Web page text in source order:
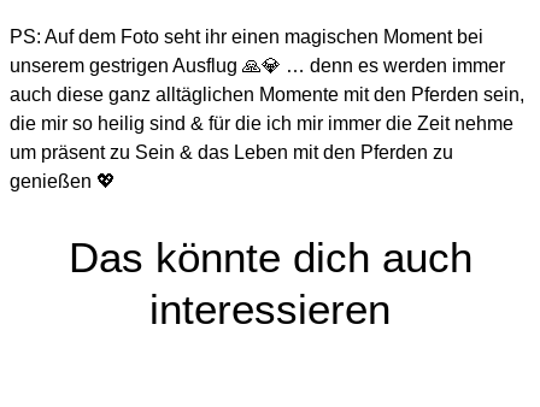
PS: Auf dem Foto seht ihr einen magischen Moment bei
unserem gestrigen Ausflug 🙏💎 … denn es werden immer
auch diese ganz alltäglichen Momente mit den Pferden sein,
die mir so heilig sind & für die ich mir immer die Zeit nehme
um präsent zu Sein & das Leben mit den Pferden zu
genießen 💖
Das könnte dich auch
interessieren